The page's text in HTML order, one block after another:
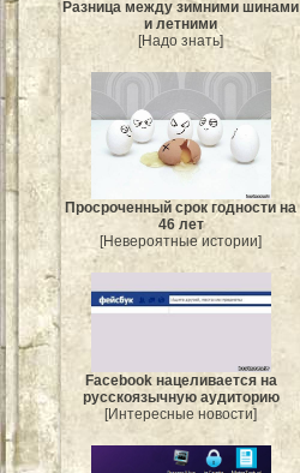
Разница между зимними шинами
и летними
[Надо знать]
Просроченный срок годности на
46 лет
[Невероятные истории]
Facebook нацеливается на
русскоязычную аудиторию
[Интересные новости]